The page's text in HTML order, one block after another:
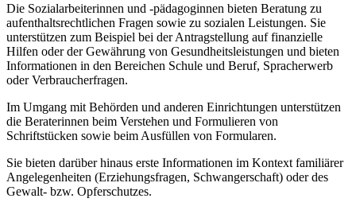
Die Sozialarbeiterinnen und -pädagoginnen bieten Beratung zu
aufenthaltsrechtlichen Fragen so­wie zu sozialen Leistungen. Sie
unterstützen zum Beispiel bei der Antragstellung auf finanzielle
Hilfen oder der Gewährung von Gesundheitsleistungen und bieten
Informationen in den Bereichen Schule und Beruf, Spracherwerb
oder Verbraucherfragen.
Im Umgang mit Behörden und anderen Einrichtungen unterstützen
die Beraterinnen beim Verste­hen und Formulieren von
Schriftstücken sowie beim Ausfüllen von Formularen.
Sie bieten darüber hinaus erste Informationen im Kontext familiärer
Angelegenheiten (Erziehungs­fragen, Schwangerschaft) oder des
Gewalt- bzw. Opferschutzes.